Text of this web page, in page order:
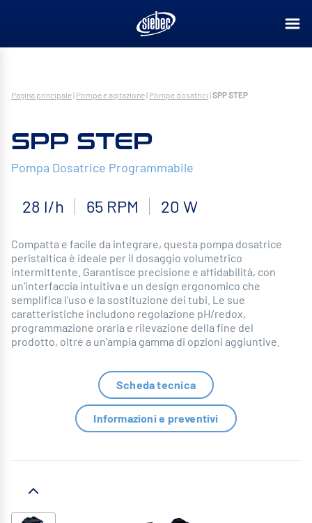
Pagina principale| Pompe e agitazione| Pompe dosatrici |SPP STEP
SPP STEP
Pompa Dosatrice Programmabile
28 l/h 65 RPM 20 W
Compatta e facile da integrare, questa pompa dosatrice
peristaltica è ideale per il dosaggio volumetrico
intermittente. Garantisce precisione e affidabilità, con
un'interfaccia intuitiva e un design ergonomico che
semplifica l'uso e la sostituzione dei tubi. Le sue
caratteristiche includono regolazione pH/redox,
programmazione oraria e rilevazione della fine del
prodotto, oltre a un'ampia gamma di opzioni aggiuntive.
Scheda tecnica
Informazioni e preventivi